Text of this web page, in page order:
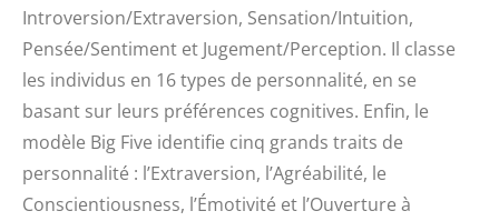
Introversion/Extraversion, Sensation/Intuition,
Pensée/Sentiment et Jugement/Perception. Il classe
les individus en 16 types de personnalité, en se
basant sur leurs préférences cognitives. Enfin, le
modèle Big Five identifie cinq grands traits de
personnalité : l’Extraversion, l’Agréabilité, le
Conscientiousness, l’Émotivité et l’Ouverture à